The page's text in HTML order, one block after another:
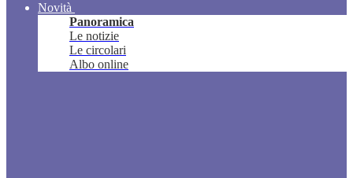
Novità
Panoramica
Le notizie
Le circolari
Albo online